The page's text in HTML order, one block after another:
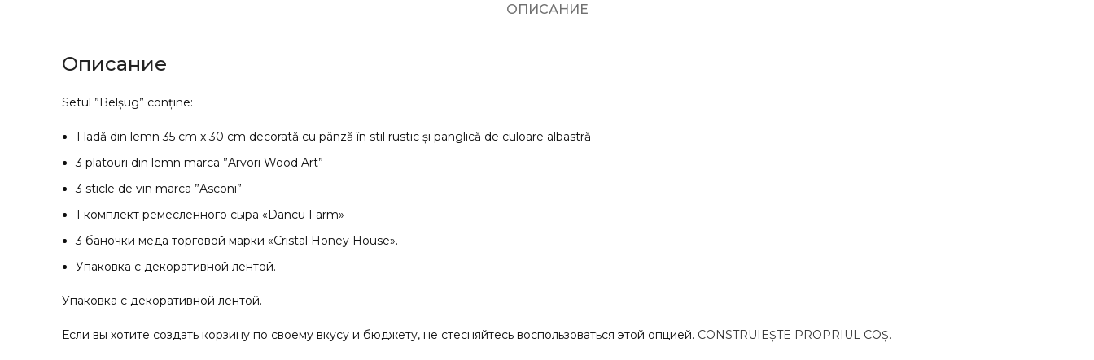
ОПИСАНИЕ
Описание
Setul ”Belșug” conține:
1 ladă din lemn 35 cm x 30 cm decorată cu pânză în stil rustic și panglică de culoare albastră
3 platouri din lemn marca ”Arvori Wood Art”
3 sticle de vin marca ”Asconi”
1 комплект ремесленного сыра «Dancu Farm»
3 баночки меда торговой марки «Cristal Honey House».
Упаковка с декоративной лентой.
Упаковка с декоративной лентой.
Если вы хотите создать корзину по своему вкусу и бюджету, не стесняйтесь воспользоваться этой опцией. CONSTRUIEȘTE PROPRIUL COȘ.